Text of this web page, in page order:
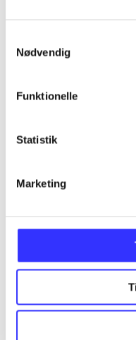
Nødvendig
Funktionelle
Statistik
Marketing
...